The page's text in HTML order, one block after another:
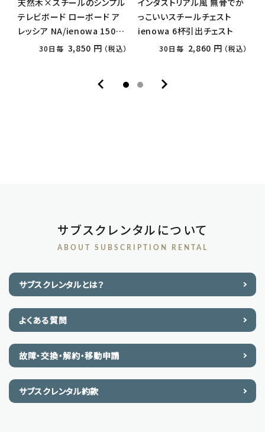
テレビボード ローボード ア
レッシア NA/ienowa 150幅
or180幅30日毎 3,850 円 （税込）
っこいいスチールチェスト
ienowa 6杯引出チェスト
30日毎 2,860 円 （税込）
サブスクレンタルについて
ABOUT SUBSCRIPTION RENTAL
サブスクレンタルとは？
よくある質問
故障・交換・解約・移動申請
サブスクレンタル約款